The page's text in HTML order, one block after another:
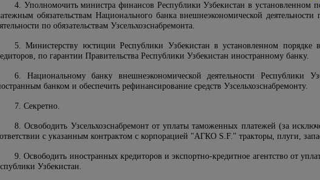
4. Уполномочить министра финансов Республики Узбекистан в установленном
обязательствам Национального банка внешнеэкономической
по обязательствам Узсельхозснабремонта.
5. Министерству юстиции Республики Узбекистан в установленном
по гарантии Правительства Республики Узбекистан иностранному банку.
6. Национальному банку внешнеэкономической деятельности Республики
банком и обеспечить рефинансирование средств Узсельхозснабремонту.
7. Секретно.
8. Освободить Узсельхозснабремонт от уплаты таможенных платежей (за
с указанным контрактом с корпорацией "АГКО S.F." тракторы, плуги,
9. Освободить иностранных кредиторов и экспортно-кредитное агентство от
Узбекистан.